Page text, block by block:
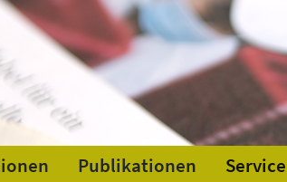
Publikationen Service